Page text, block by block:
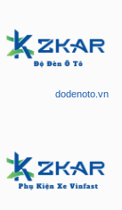
dodenoto.vn